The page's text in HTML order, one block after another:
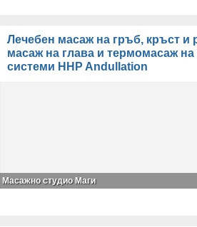
Лечебен масаж на гръб, кръст и
масаж на глава и термомасаж
системи HHP Andullation
Масажно студио Маги